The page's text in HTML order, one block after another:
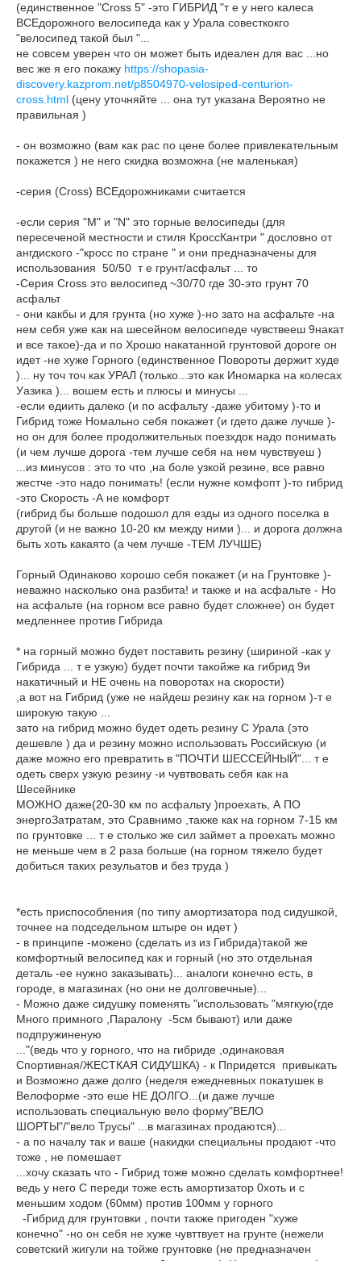
(единственное "Cross 5" -это ГИБРИД "т е у него калеса
ВСЕдорожного велосипеда как у Урала совесткокго
"велосипед такой был "...
не совсем уверен что он может быть идеален для вас ...но
вес же я его покажу https://shopasia-
discovery.kazprom.net/p8504970-velosiped-centurion-
cross.html (цену уточняйте ... она тут указана Вероятно не
правильная )
- он возможно (вам как рас по цене более привлекательным
покажется ) не него скидка возможна (не маленькая)
-серия (Cross) ВСЕдорожниками считается
-если серия "M" и "N" это горные велосипеды (для
пересеченой местности и стиля КроссКантри " дословно от
ангдиского -"кросс по стране " и они предназначены для
использования 50/50 т е грунт/асфальт ... то
-Серия Cross это велосипед ~30/70 где 30-это грунт 70
асфальт
- они какбы и для грунта (но хуже )-но зато на асфальте -на
нем себя уже как на шесейном велосипеде чувствееш 9накат
и все такое)-да и по Хрошо накатанной грунтовой дороге он
идет -не хуже Горного (единственное Повороты держит худе
)... ну точ точ как УРАЛ (только...это как Иномарка на колесах
Уазика )... вошем есть и плюсы и минусы ...
-если едиить далеко (и по асфальту -даже убитому )-то и
Гибрид тоже Номально себя покажет (и гдето даже лучше )-
но он для более продолжительных поезхдок надо понимать
(и чем лучше дорога -тем лучше себя на нем чувствуеш )
...из минусов : это то что ,на боле узкой резине, все равно
жестче -это надо понимать! (если нужне комфопт )-то гибрид
-это Скорость -А не комфорт
(гибрид бы больше подошол для езды из одного поселка в
другой (и не важно 10-20 км между ними )... и дорога должна
быть хоть какаято (а чем лучше -ТЕМ ЛУЧШЕ)
Горный Одинаково хорошо себя покажет (и на Грунтовке )-
неважно насколько она разбита! и также и на асфальте - Но
на асфальте (на горном все равно будет сложнее) он будет
медленнее против Гибрида
* на горный можно будет поставить резину (шириной -как у
Гибрида ... т е узкую) будет почти такойже ка гибрид 9и
накатичный и НЕ очень на поворотах на скорости)
,а вот на Гибрид (уже не найдеш резину как на горном )-т е
широкую такую ...
зато на гибрид можно будет одеть резину С Урала (это
дешевле ) да и резину можно использовать Российскую (и
даже можно его превратить в "ПОЧТИ ШЕССЕЙНЫЙ"... т е
одеть сверх узкую резину -и чувтвовать себя как на
Шесейнике
МОЖНО даже(20-30 км по асфальту )проехать, А ПО
энергоЗатратам, это Сравнимо ,также как на горном 7-15 км
по грунтовке ... т е столько же сил займет а проехать можно
не меньше чем в 2 раза больше (на горном тяжело будет
добиться таких резульатов и без труда )
*есть приспособления (по типу амортизатора под сидушкой,
точнее на подседельном штыре он идет )
- в принципе -можено (сделать из из Гибрида)такой же
комфортный велосипед как и горный (но это отдельная
деталь -ее нужно заказывать)... аналоги конечно есть, в
городе, в магазинах (но они не долговечные)...
- Можно даже сидушку поменять "использовать "мягкую(где
Много примного ,Паралону -5см бывают) или даже
подпружиненую
..."(ведь что у горного, что на гибриде ,одинаковая
Спортивная/ЖЕСТКАЯ СИДУШКА) - к Ппридется привыкать
и Возможно даже долго (неделя ежедневных покатушек в
Велоформе -это еше НЕ ДОЛГО...(и даже лучше
использовать специальную вело форму"ВЕЛО
ШОРТЫ"/"вело Трусы" ...в магазинах продаются)...
- а по началу так и ваше (накидки специальны продают -что
тоже , не помешает
...хочу сказать что - Гибрид тоже можно сделать комфортнее!
ведь у него С переди тоже есть амортизатор 0хоть и с
меньшим ходом (60мм) против 100мм у горного
-Гибрид для грунтовки , почти также пригоден "хуже
конечно" -но он себя не хуже чувттвует на грунте (нежели
советский жигули на тойже грунтовке (не предназначен